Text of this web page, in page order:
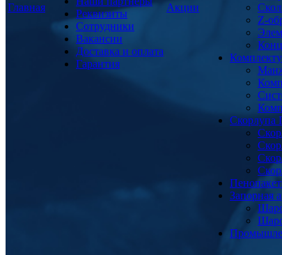
Главная
Реквизиты
Сотрудники
Вакансии
Доставка и оплата
Гарантия
Акции
Z-
Запорная